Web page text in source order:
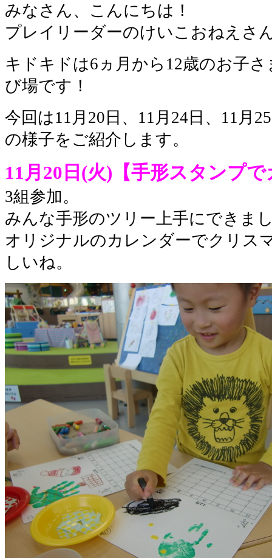
みなさん、こんにちは！
プレイリーダーのけいこおねえさ
キドキドは6ヵ月から12歳のお子
び場です！
今回は11月20日、11月24日、11月
の様子をご紹介します。
11月20日(火)【手形スタンプ
3組参加。
みんな手形のツリー上手にできま
オリジナルのカレンダーでクリス
しいね。